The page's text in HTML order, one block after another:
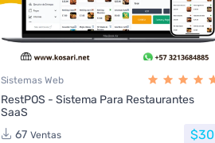
Sistemas Web
RestPOS - Sistema Para Restaurantes
SaaS
67 Ventas $30